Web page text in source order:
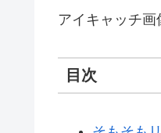
アイキャッチ画
目次